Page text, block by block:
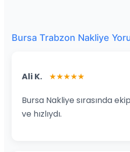
Bursa Trabzon Nakliye
Ali K. ★★★★★
Bursa Nakliye sırasında
ve hızlıydı.